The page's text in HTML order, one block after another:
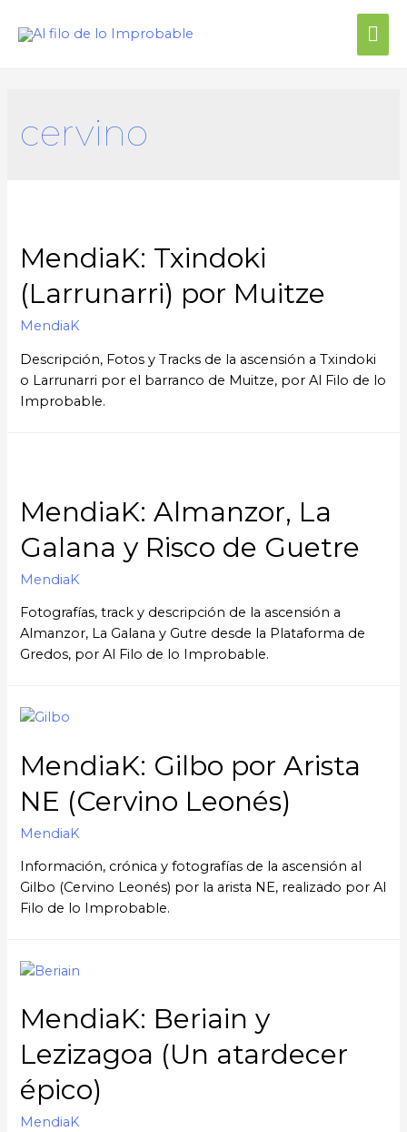
cervino
MendiaK: Txindoki
(Larrunarri) por Muitze
MendiaK
Descripción, Fotos y Tracks de la ascensión a Txindoki
o Larrunarri por el barranco de Muitze, por Al Filo de lo
Improbable.
MendiaK: Almanzor, La
Galana y Risco de Guetre
MendiaK
Fotografías, track y descripción de la ascensión a
Almanzor, La Galana y Gutre desde la Plataforma de
Gredos, por Al Filo de lo Improbable.
MendiaK: Gilbo por Arista
NE (Cervino Leonés)
MendiaK
Información, crónica y fotografías de la ascensión al
Gilbo (Cervino Leonés) por la arista NE, realizado por Al
Filo de lo Improbable.
MendiaK: Beriain y
Lezizagoa (Un atardecer
épico)
MendiaK